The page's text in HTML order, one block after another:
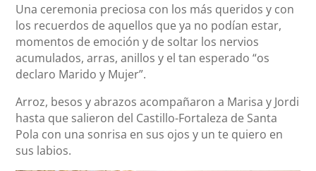
Una ceremonia preciosa con los más queridos y con
los recuerdos de aquellos que ya no podían estar,
momentos de emoción y de soltar los nervios
acumulados, arras, anillos y el tan esperado “os
declaro Marido y Mujer”.
Arroz, besos y abrazos acompañaron a Marisa y Jordi
hasta que salieron del Castillo-Fortaleza de Santa
Pola con una sonrisa en sus ojos y un te quiero en
sus labios.